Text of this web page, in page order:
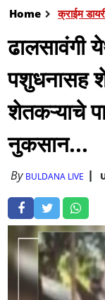
Home क्राईम
ढालसावंगी
पशुधनासह
शेतकऱ्याचे
नुकसान...
By BULDANA LIVE